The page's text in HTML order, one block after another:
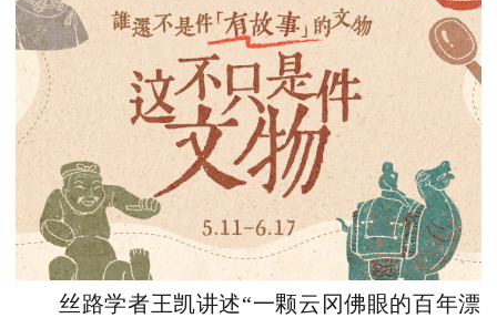
丝路学者王凯讲述“一颗云冈佛眼的百年漂